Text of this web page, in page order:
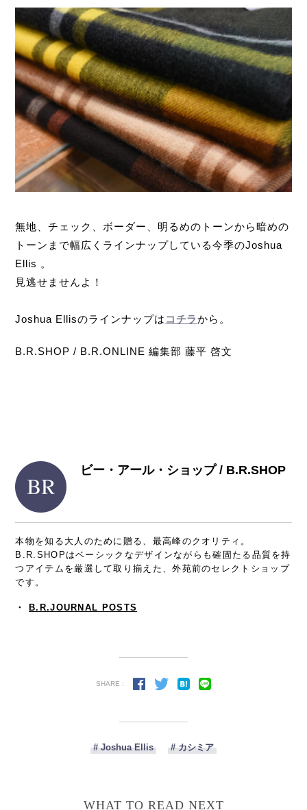
無地、チェック、ボーダー、明るめのトーンから暗めの
トーンまで幅広くラインナップしている今季のJoshua
Ellis 。
見逃せませんよ！
Joshua Ellisのラインナップは コチラから。
B.R.SHOP / B.R.ONLINE 編集部 藤平 啓文
ビー・アール・ショップ / B.R.SHOP
本物を知る大人のために贈る、最高峰のクオリティ。
B.R.SHOPはベーシックなデザインながらも確固たる品質を持
つアイテムを厳選して取り揃えた、外苑前のセレクトショップ
です。
・ B.R.JOURNAL POSTS
SHARE :
# Joshua Ellis # カシミア
WHAT TO READ NEXT